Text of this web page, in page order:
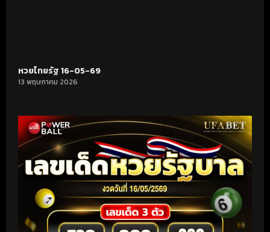
หวยไทยรัฐ 16-05-69
13 พฤษภาคม 2026